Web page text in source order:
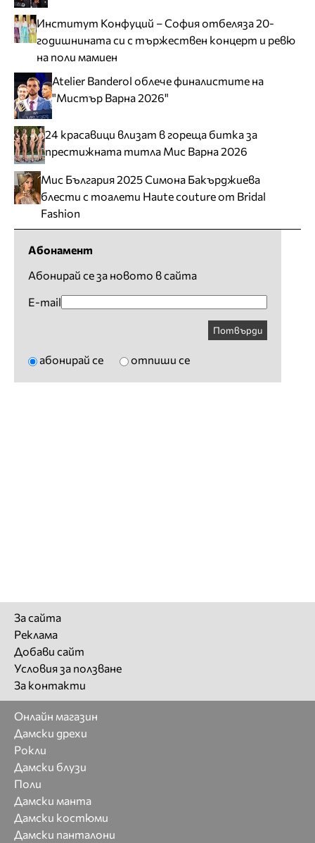
Институт Конфуций – София отбеляза 20-
годишнината си с тържествен концерт и ревю
на поли мамиен
Atelier Banderol облече финалистите на
"Мистър Варна 2026"
24 красавици влизат в гореща битка за
престижната титла Мис Варна 2026
Мис България 2025 Симона Бакърджиева
блести с тоалети Haute couture от Bridal
Fashion
Абонамент
Абонирай се за новото в сайта
E-mail
Потвърди
абонирай се отпиши се
За сайта
Реклама
Добави сайт
Условия за ползване
За контакти
Онлайн магазин
Дамски дрехи
Рокли
Дамски блузи
Поли
Дамски манта
Дамски костюми
Дамски панталони